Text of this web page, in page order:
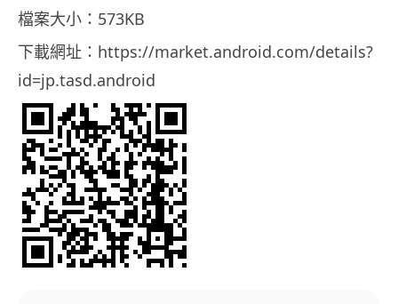
檔案大小：573KB
下載網址：https://market.android.com/details?
id=jp.tasd.android